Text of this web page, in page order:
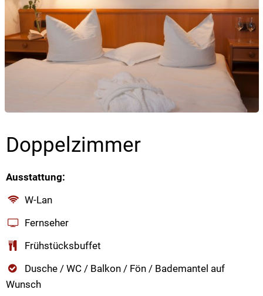
Doppelzimmer
Ausstattung:
W-Lan
Fernseher
Frühstücksbuffet
Dusche / WC / Balkon / Fön / Bademantel auf
Wunsch